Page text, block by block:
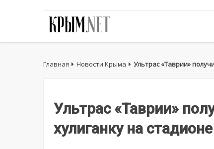
Главная Новости Крыма Ультрас «Таврии»
Ультрас «Таврии»
хулиганку на стадионе